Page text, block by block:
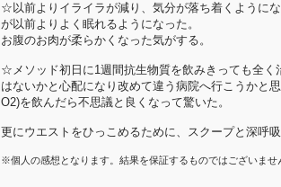
☆以前よりイライラが減り、気分が落ち着くように
が以前よりよく眠れるようになった。
お腹のお肉が柔らかくなった気がする。
☆メソッド初日に1週間抗生物質を飲みきっても全く
はないかと心配になり改めて違う病院へ行こうかと
O2)を飲んだら不思議と良くなって驚いた。
更にウエストをひっこめるために、スクープと深呼
※個人の感想となります。結果を保証するものではございませ